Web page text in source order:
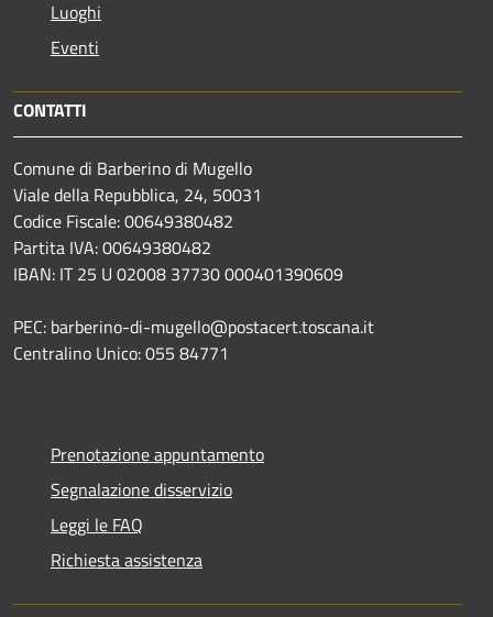
Luoghi
Eventi
CONTATTI
Comune di Barberino di Mugello
Viale della Repubblica, 24, 50031
Codice Fiscale: 00649380482
Partita IVA: 00649380482
IBAN: IT 25 U 02008 37730 000401390609
PEC: barberino-di-mugello@postacert.toscana.it
Centralino Unico: 055 84771
Prenotazione appuntamento
Segnalazione disservizio
Leggi le FAQ
Richiesta assistenza